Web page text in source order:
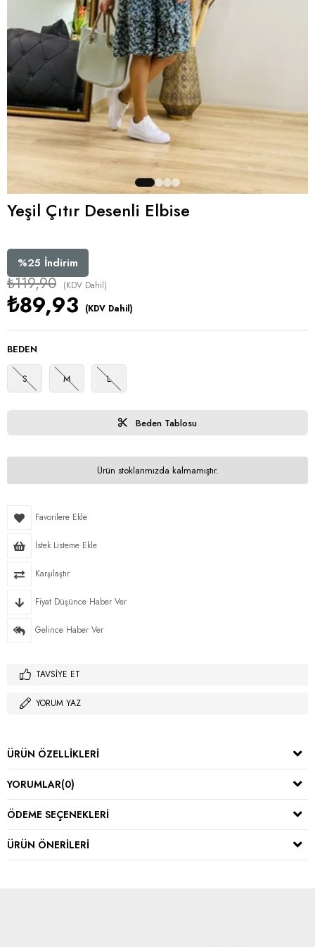
Yeşil Çıtır Desenli Elbise
%25 İndirim
₺119,90 (KDV Dahil)
₺89,93 (KDV Dahil)
BEDEN
S M L
Beden Tablosu
Ürün stoklarımızda kalmamıştır.
Favorilere Ekle
İstek Listeme Ekle
Karşılaştır
Fiyat Düşünce Haber Ver
Gelince Haber Ver
TAVSIYE ET
YORUM YAZ
ÜRÜN ÖZELLIKLERI
YORUMLAR(0)
ÖDEME SEÇENEKLERI
ÜRÜN ÖNERILERI